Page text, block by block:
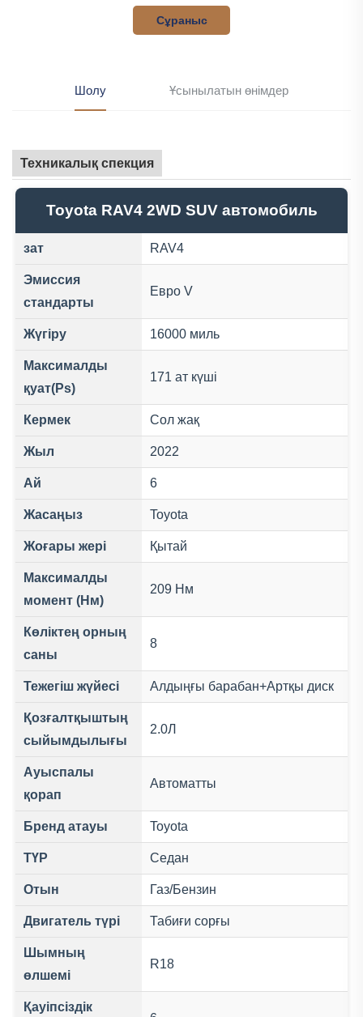
Сұраныс
Шолу Ұсынылатын өнімдер
Техникалық спекция
Toyota RAV4 2WD SUV автомобиль
зат RAV4
Эмиссия
стандарты
Евро V
Жүгіру 16000 миль
Максималды
қуат(Ps)
171 ат күші
Кермек Сол жақ
Жыл 2022
Ай 6
Жасаңыз Toyota
Жоғары жері Қытай
Максималды
момент (Нм)
209 Нм
Көліктең орның
саны
8
Тежегіш жүйесі Алдыңғы барабан+Артқы диск
Қозғалтқыштың
сыйымдылығы
2.0Л
Ауыспалы
қорап
Автоматты
Бренд атауы Toyota
ТҮР Седан
Отын Газ/Бензин
Двигатель түрі Табиғи сорғы
Шымның
өлшемі
R18
Қауіпсіздік